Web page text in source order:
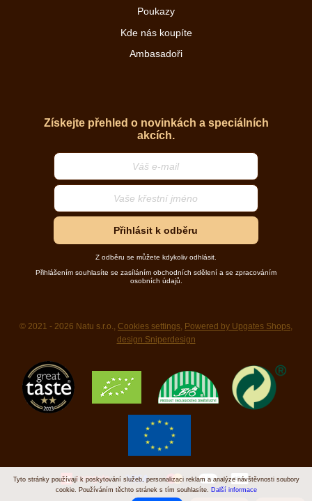
Poukazy
Kde nás koupíte
Ambasadoři
Získejte přehled o novinkách a speciálních
akcích.
Přihlásit k odběru
Z odběru se můžete kdykoliv odhlásit.
Přihlášením souhlasíte se zasíláním obchodních sdělení a se zpracováním
osobních údajů.
© 2021 - 2026 Natu s.r.o., Cookies settings, Powered by Upgates Shops,
design Sniperdesign
Tyto stránky používají k poskytování služeb, personalizaci reklam a analýze návštěvnosti soubory
cookie. Používáním těchto stránek s tím souhlasíte.
Další informace